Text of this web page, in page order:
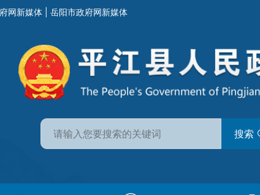
网新媒体 岳阳市政府网新媒体
搜索